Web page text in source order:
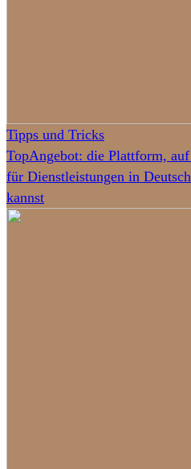
Tipps und Tricks
TopAngebot: die Plattform,
für Dienstleistungen in
kannst